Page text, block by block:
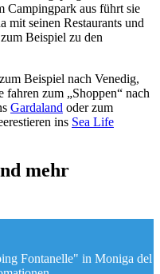
Campingpark aus führt sie
mit seinen Restaurants und
Beispiel zu den
Beispiel nach Venedig,
fahren zum „Shoppen“ nach
Gardaland oder zum
ins Sea Life
mehr
Fontanelle" in Moniga del